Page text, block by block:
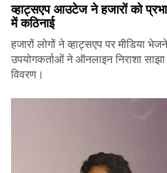
व्हाट्सएप आउटेज ने हजारों को
में कठिनाई
हजारों लोगों ने व्हाट्सएप पर मीडिया
उपयोगकर्ताओं ने ऑनलाइन निराशा
विवरण।